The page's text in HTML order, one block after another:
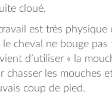
cloué.
est très physique
le cheval ne bouge pas
d’utiliser « la
chasser les mouches
coup de pied.